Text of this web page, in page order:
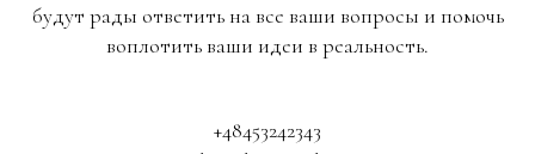
будут рады ответить на все ваши вопросы и помочь
воплотить ваши идеи в реальность.
+48453242343